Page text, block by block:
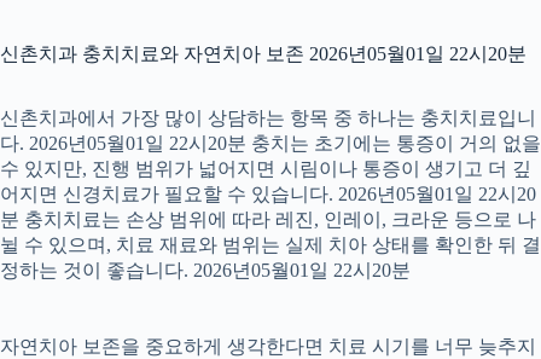
신촌치과 충치치료와 자연치아 보존 2026년05월01일 22시20분
신촌치과에서 가장 많이 상담하는 항목 중 하나는 충치치료입니
다. 2026년05월01일 22시20분 충치는 초기에는 통증이 거의 없을
수 있지만, 진행 범위가 넓어지면 시림이나 통증이 생기고 더 깊
어지면 신경치료가 필요할 수 있습니다. 2026년05월01일 22시20
분 충치치료는 손상 범위에 따라 레진, 인레이, 크라운 등으로 나
뉠 수 있으며, 치료 재료와 범위는 실제 치아 상태를 확인한 뒤 결
정하는 것이 좋습니다. 2026년05월01일 22시20분
자연치아 보존을 중요하게 생각한다면 치료 시기를 너무 늦추지